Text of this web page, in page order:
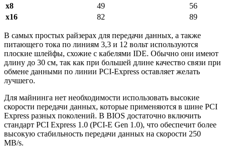
x8
49
56
x16
82 89
В самых простых райзерах для передачи данных, а также
питающего тока по линиям 3,3 и 12 вольт используются
плоские шлейфы, схожие с кабелями IDE. Обычно они имеют
длину до 30 см, так как при большей длине качество связи при
обмене данными по линии PCI-Express оставляет желать
лучшего.
Для майнинга нет необходимости использовать высокие
скорости передачи данных, которые применяются в шине PCI
Express разных поколений. В BIOS достаточно включить
стандарт PCI Express 1.0 (PCI-E Gen 1.0), что обеспечит более
высокую стабильность передачи данных на скорости 250
MB/s.